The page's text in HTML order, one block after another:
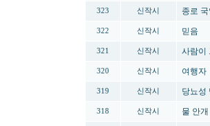
323 신작시 종로
322 신작시 믿음
321 신작시 사람이
320 신작시 여행자
319 신작시 당뇨성
318 신작시 물 안